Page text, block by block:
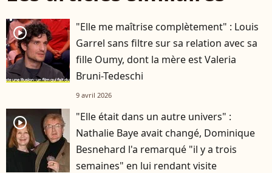
player2
"Elle me maîtrise complètement" : Louis
Garrel sans filtre sur sa relation avec sa
fille Oumy, dont la mère est Valeria
Bruni-Tedeschi
9 avril 2026
player2
"Elle était dans un autre univers" :
Nathalie Baye avait changé, Dominique
Besnehard l'a remarqué "il y a trois
semaines" en lui rendant visite